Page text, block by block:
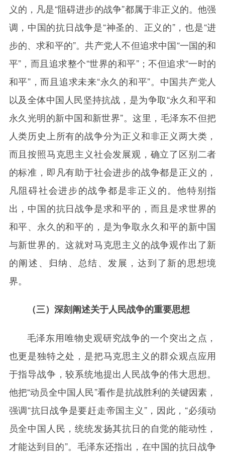
义的，凡是“阻碍进步的战争”都属于非正义的。他强
调，中国的抗日战争是“神圣的、正义的”，也是“进
步的、求和平的”。共产党人不但追求中国“一国的和
平”，而且追求整个“世界的和平”；不但追求“一时的
和平”，而且追求未来“永久的和平”。中国共产党人
以及全体中国人民坚持抗战，是为争取“永久和平和
永久光明的新中国和新世界”。这里，毛泽东不但把
人类历史上所有的战争分为正义和非正义两大类，
而且按照马克思主义社会发展观，确立了区别二者
的标准，即凡有助于社会进步的战争都是正义的，
凡阻碍社会进步的战争都是非正义的。他特别指
出，中国的抗日战争是求和平的，而且是求世界的
和平、永久的和平的，是为争取永久和平的新中国
与新世界的。这就对马克思主义的战争观作出了新
的阐述、归纳、总结、发展，达到了新的思想境
界。
（三）深刻阐述关于人民战争的重要思想
毛泽东用唯物史观研究战争的一个突出之点，
也更是独特之处，是把马克思主义的群众观点应用
于指导战争，较系统地提出人民战争的伟大思想。
他把“动员全中国人民”看作是抗战胜利的关键因素，
强调“抗日战争是要赶走帝国主义”，因此，“必须动
员全中国人民，统统发扬其抗日的自觉的能动性，
才能达到目的”。毛泽东还指出，在中国的抗日战争